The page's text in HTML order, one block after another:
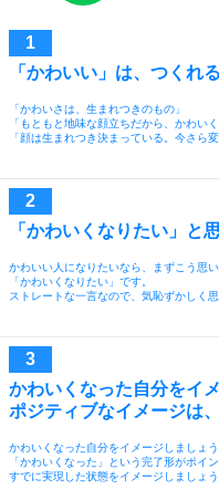
「かわいい」は、つくれる
「かわいさは、生まれつきのもの」
「もともと地味な顔立ちだから、かわいく
「顔は生まれつき決まっている。今さら
「かわいくなりたい」と
かわいい人になりたいなら、まずこう思い
「かわいくなりたい」です。
ストレートな一言なので、気恥ずかしく思
かわいくなった自分をイ
ポジティブなイメージは
かわいくなった自分をイメージしましょう
「かわいくなった」という完了形がポイン
すでに実現した状態をイメージしましょう